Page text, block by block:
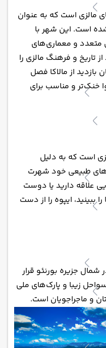
مالزی است که به عنوان
است. این شهر با
و معماری‌های
تاریخ و فرهنگ مالزی را
بازدید از مالاکا فصل
خنک‌تر و مناسب برای
است که به دلیل
طبیعی خود شهرت
علاقه دارید یا دوست
ببینید، ایپوه را از دست
شمال جزیره بورنئو قرار
زیبا و پارک‌های ملی
و ماجراجویان است.